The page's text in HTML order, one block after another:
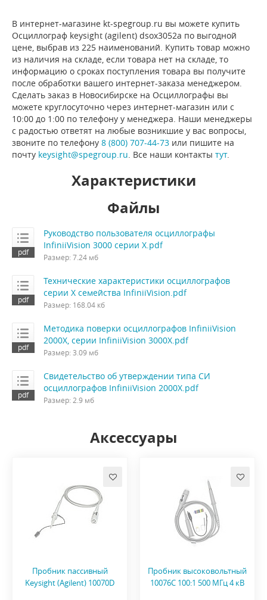
В интернет-магазине kt-spegroup.ru вы можете купить
Осциллограф keysight (agilent) dsox3052a по выгодной
цене, выбрав из 225 наименований. Купить товар можно
из наличия на складе, если товара нет на складе, то
информацию о сроках поступления товара вы получите
после обработки вашего интернет-заказа менеджером.
Сделать заказ в Новосибирске на Осциллографы вы
можете круглосуточно через интернет-магазин или с
10:00 до 1:00 по телефону у менеджера. Наши менеджеры
с радостью ответят на любые возникшие у вас вопросы,
звоните по телефону 8 (800) 707-44-73 или пишите на
почту keysight@spegroup.ru . Все наши контакты тут.
Характеристики
Файлы
Руководство пользователя осциллографы
InfiniiVision 3000 серии X.pdf
Размер: 7.24 мб
Технические характеристики осциллографов
серии X семейства InfiniiVision.pdf
Размер: 168.04 кб
Методика поверки осциллографов InfiniiVision
2000X, серии InfiniiVision 3000X.pdf
Размер: 3.09 мб
Свидетельство об утверждении типа СИ
осциллографов InfiniiVision 2000X.pdf
Размер: 2.9 мб
Аксессуары
Пробник пассивный
Keysight (Agilent) 10070D
Пробник высоковольтный
10076C 100:1 500 МГц 4 кВ